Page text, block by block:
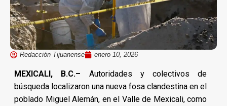
Redacción Tijuanense enero 10, 2026
MEXICALI, B.C.– Autoridades y colectivos de
búsqueda localizaron una nueva fosa clandestina en el
poblado Miguel Alemán, en el Valle de Mexicali, como